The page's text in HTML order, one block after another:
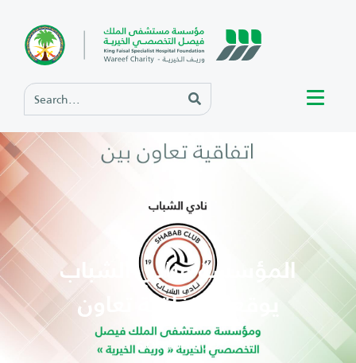
المؤسسة ونادي الشباب
يوقعان اتفاقية تعاون
6 October 2022